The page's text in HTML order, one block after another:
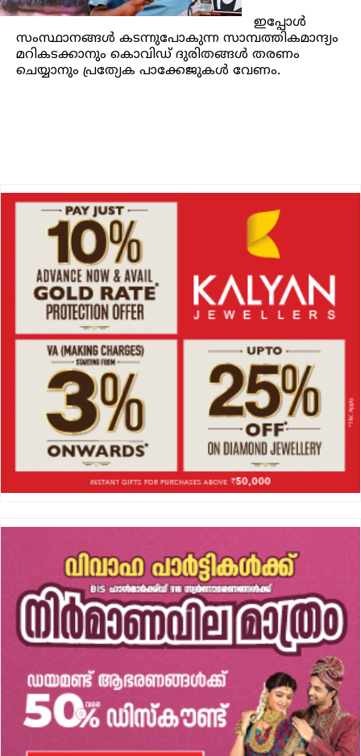
ഇപ്പോൾ
സംസ്ഥാനങ്ങൾ കടന്നുപോകുന്ന സാമ്പത്തികമാന്ദ്യം
മറികടക്കാനും കൊവിഡ് ദുരിതങ്ങൾ തരണം
ചെയ്യാനും പ്രത്യേക പാക്കേജുകൾ വേണം.